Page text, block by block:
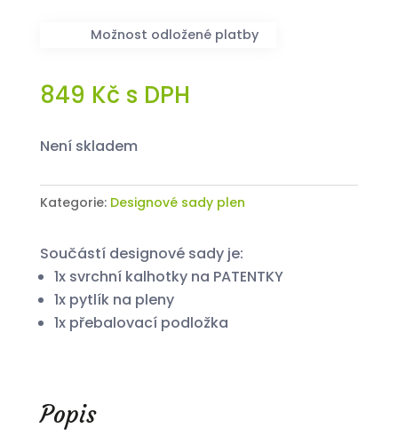
Možnost odložené platby
849 Kč s DPH
není skladem
Kategorie: Designové sady plen
Součástí designové sady je:
1x svrchní kalhotky na PATENTKY
1x pytlík na pleny
1x přebalovací podložka
Popis